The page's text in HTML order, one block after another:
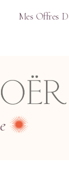
Mes Offres